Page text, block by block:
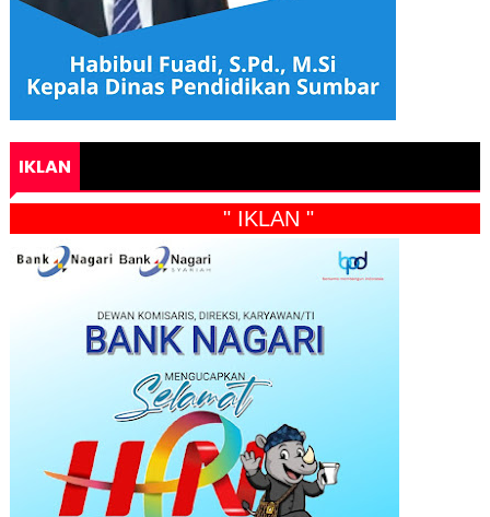
IKLAN
" IKLAN "